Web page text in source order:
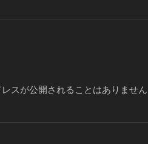
レスが公開されることはありませ